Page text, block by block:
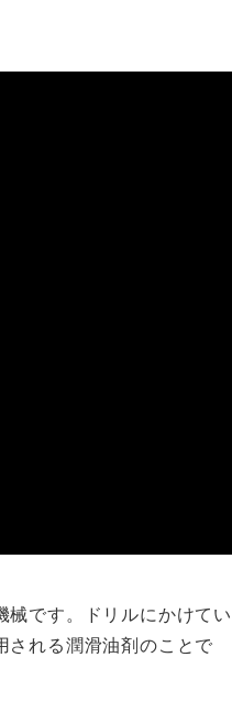
械です。ドリルにかけてい
される潤滑油剤のことで